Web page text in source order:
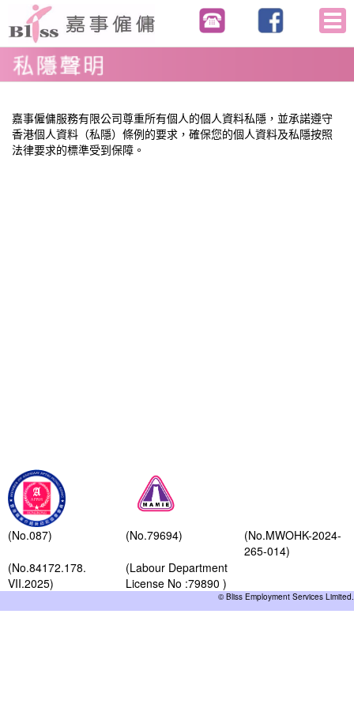
嘉事僱傭服務有限公司尊重所有個人的個人資料私隱，並承諾遵守
香港個人資料（私隱）條例的要求，確保您的個人資料及私隱按照
法律要求的標準受到保障。
(No.087) (No.79694)
(No.MWOHK-2024-
265-014)
(No.84172.178.
VII.2025)
(Labour Department
License No :79890 )
© Bliss Employment Services Limited.